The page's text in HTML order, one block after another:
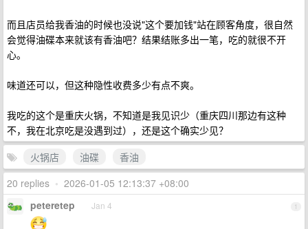
而且店员给我香油的时候也没说"这个要加钱"站在顾客角度，很自然
会觉得油碟本来就该有香油吧？结果结账多出一笔，吃的就很不开
心。
味道还可以，但这种隐性收费多少有点不爽。
我吃的这个是重庆火锅，不知道是我见识少（重庆四川那边有这种
不，我在北京吃是没遇到过），还是这个确实少见？
火锅店
油碟
香油
20 replies • 2026-01-05 12:13:37 +08:00
1
peteretep Jan 4